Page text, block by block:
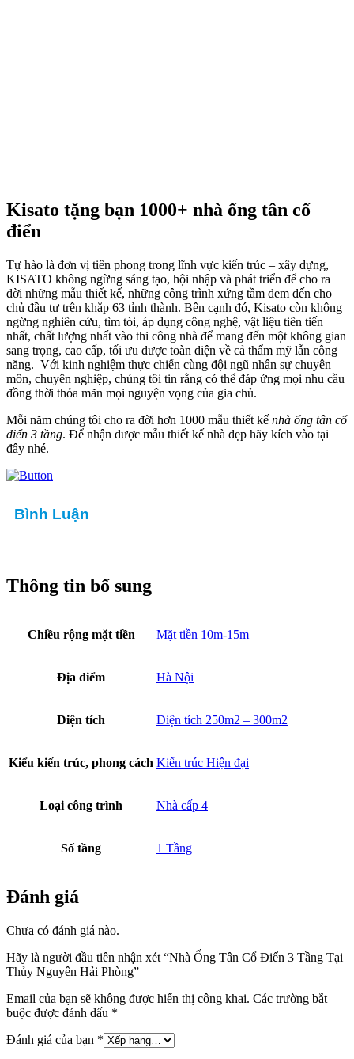
Kisato tặng bạn 1000+ nhà ống tân cổ
điển
Tự hào là đơn vị tiên phong trong lĩnh vực kiến trúc – xây dựng,
KISATO không ngừng sáng tạo, hội nhập và phát triển để cho ra
đời những mẫu thiết kế, những công trình xứng tầm đem đến cho
chủ đầu tư trên khắp 63 tỉnh thành. Bên cạnh đó, Kisato còn không
ngừng nghiên cứu, tìm tòi, áp dụng công nghệ, vật liệu tiên tiến
nhất, chất lượng nhất vào thi công nhà để mang đến một không gian
sang trọng, cao cấp, tối ưu được toàn diện về cả thẩm mỹ lẫn công
năng. Với kinh nghiệm thực chiến cùng đội ngũ nhân sự chuyên
môn, chuyên nghiệp, chúng tôi tin rằng có thể đáp ứng mọi nhu cầu
đồng thời thỏa mãn mọi nguyện vọng của gia chủ.
Mỗi năm chúng tôi cho ra đời hơn 1000 mẫu thiết kế nhà ống tân cổ
điển 3 tầng. Để nhận được mẫu thiết kế nhà đẹp hãy kích vào tại
đây nhé.
Bình Luận
Thông tin bổ sung
Chiều rộng mặt tiền Mặt tiền 10m-15m
Địa điểm Hà Nội
Diện tích Diện tích 250m2 – 300m2
Kiểu kiến trúc, phong cách Kiến trúc Hiện đại
Loại công trình Nhà cấp 4
Số tầng 1 Tầng
Đánh giá
Chưa có đánh giá nào.
Hãy là người đầu tiên nhận xét “Nhà Ống Tân Cổ Điển 3 Tầng Tại
Thủy Nguyên Hải Phòng”
Email của bạn sẽ không được hiển thị công khai. Các trường bắt
buộc được đánh dấu *
Đánh giá của bạn *